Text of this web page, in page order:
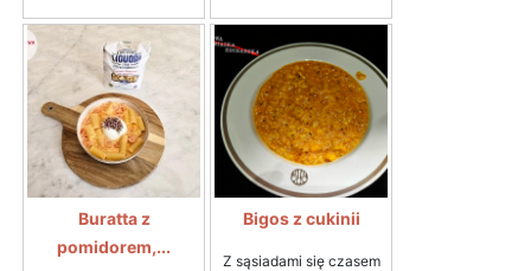
Buratta z
pomidorem,...
Bigos z cukinii
Z sąsiadami się czasem